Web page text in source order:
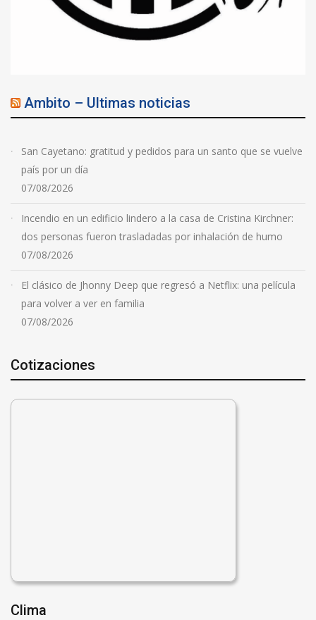
Ambito – Ultimas noticias
San Cayetano: gratitud y pedidos para un santo que se vuelve
país por un día
07/08/2026
Incendio en un edificio lindero a la casa de Cristina Kirchner:
dos personas fueron trasladadas por inhalación de humo
07/08/2026
El clásico de Jhonny Deep que regresó a Netflix: una película
para volver a ver en familia
07/08/2026
Cotizaciones
Clima